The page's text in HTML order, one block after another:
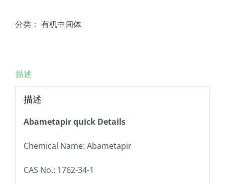
分类： 有机中间体
描述
描述
Abametapir quick Details
Chemical Name: Abametapir
CAS No.: 1762-34-1